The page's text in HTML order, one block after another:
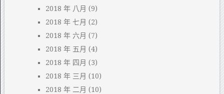
2018 年 八月 (9)
2018 年 七月 (2)
2018 年 六月 (7)
2018 年 五月 (4)
2018 年 四月 (3)
2018 年 三月 (10)
2018 年 二月 (10)